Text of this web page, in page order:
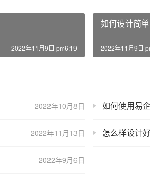
2022年11月9日 pm6:19
如何设计简
2022年11月9日
2022年10月8日 如何使用易
2022年11月13日 怎么样设计
2022年9月6日